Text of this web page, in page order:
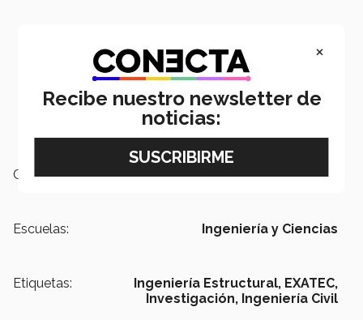
Campus: Querétaro, Nacional
Escuelas: Ingeniería y Ciencias
Etiquetas: Ingeniería Estructural, EXATEC,
Investigación, Ingeniería Civil
×
Recibe nuestro newsletter de
noticias: